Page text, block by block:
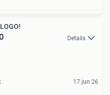
Details
17 jun 26